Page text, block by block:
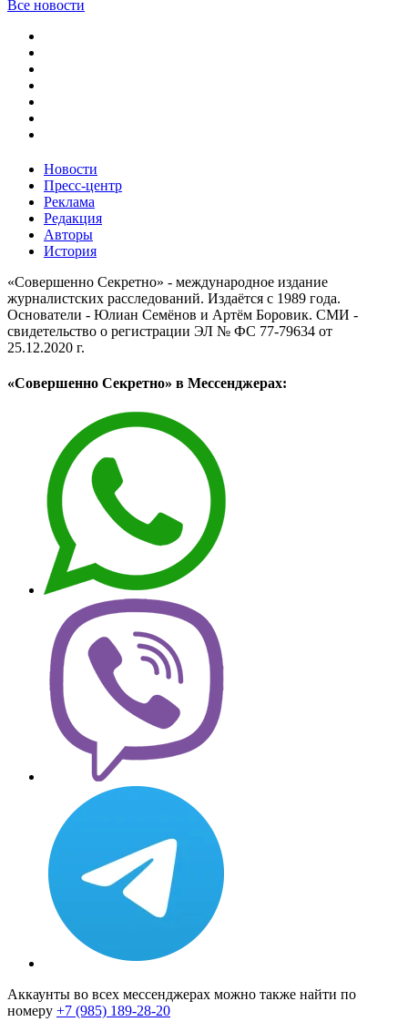
Все новости
Новости
Пресс-центр
Реклама
Редакция
Авторы
История
«Совершенно Секретно» - международное издание
журналистских расследований. Издаётся с 1989 года.
Основатели - Юлиан Семёнов и Артём Боровик. CМИ -
свидетельство о регистрации ЭЛ № ФС 77-79634 от
25.12.2020 г.
«Совершенно Секретно» в Мессенджерах:
Аккаунты во всех мессенджерах можно также найти по
номеру +7 (985) 189-28-20